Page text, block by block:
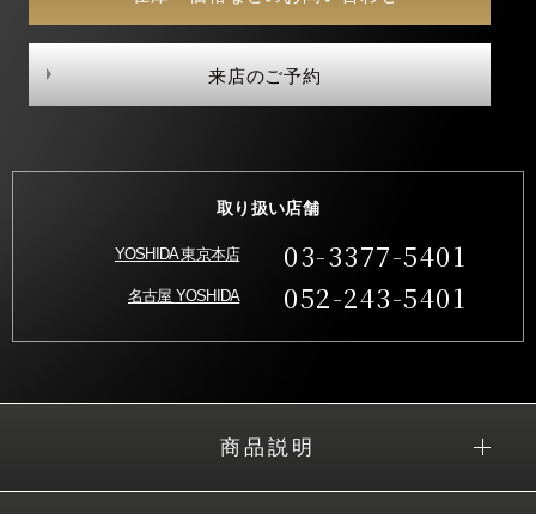
来店のご予約
取り扱い店舗
YOSHIDA 東京本店 03-3377-5401
名古屋 YOSHIDA 052-243-5401
商品説明